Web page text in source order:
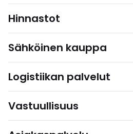
Hinnastot
Sähköinen kauppa
Logistiikan palvelut
Vastuullisuus